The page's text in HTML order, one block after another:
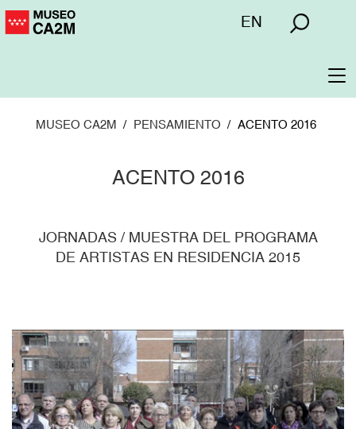
Pasar
Menú
EN
MUSEO CA2M PENSAMIENTO ACENTO 2016
ACENTO 2016
JORNADAS / MUESTRA DEL PROGRAMA
DE ARTISTAS EN RESIDENCIA 2015